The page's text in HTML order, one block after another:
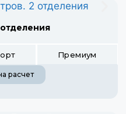
Премиум
расчет